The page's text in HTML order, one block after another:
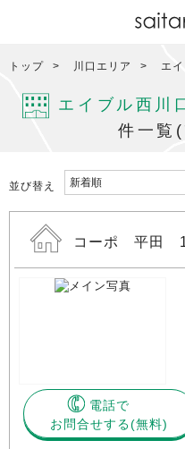
トップ 川口エリア エ
エイブル西川
件一覧
並び替え
コーポ 平田
電話で
お問合せする